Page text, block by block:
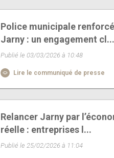
Police municipale
Jarny : un engagement cl...
Publié le 03/03/2026 à 10:48
Lire le communiqué de presse
Relancer Jarny par
réelle : entreprises l...
Publié le 25/02/2026 à 11:04